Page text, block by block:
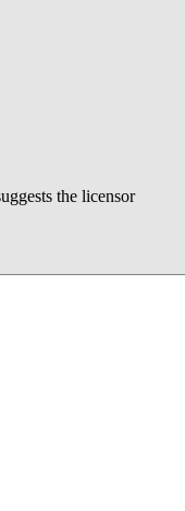
the licensor